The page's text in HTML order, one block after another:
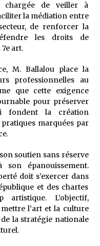
chargée de veiller à
la médiation entre
de renforcer la
les droits de
art.
M. Ballalou place la
professionnelles au
que cette exigence
pour préserver
fondent la création
marquées par
soutien sans réserve
épanouissement.
doit s’exercer dans
et des chartes
artistique. L’objectif,
l’art et la culture
la stratégie nationale